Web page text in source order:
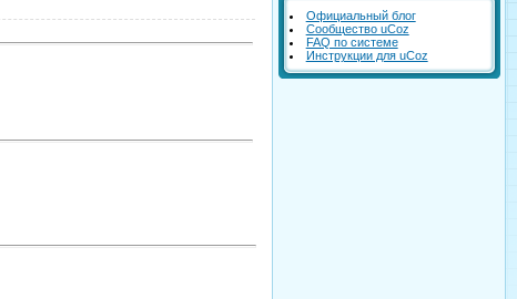
Официальный блог
Сообщество uCoz
FAQ по системе
Инструкции для uCoz